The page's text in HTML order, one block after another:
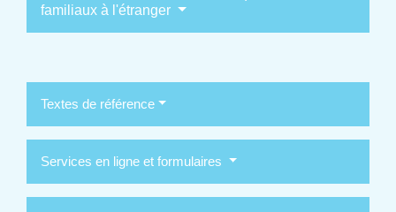
familiaux à l'étranger
Textes de référence
Services en ligne et formulaires